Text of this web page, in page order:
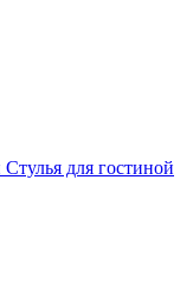
Стулья для гостиной